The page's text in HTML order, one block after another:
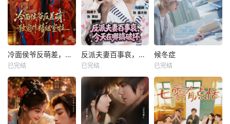
冷面侯爷反萌差，独宠作精继室啦
已完结
反派夫妻百事哀，今天在哪搞破坏
已完结
候冬症
已完结